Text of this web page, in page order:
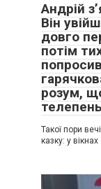
Андрій
Він
довго
потім
розум,
Такої пори
казку: у